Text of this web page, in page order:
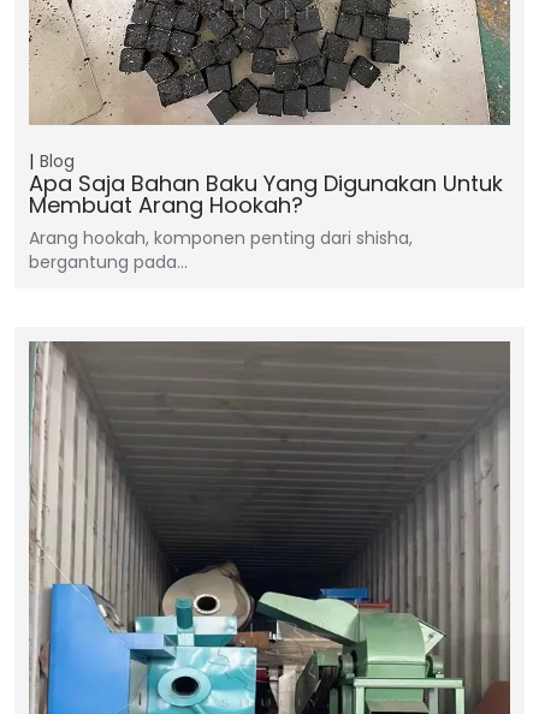
Blog
Apa Saja Bahan Baku Yang Digunakan Untuk
Membuat Arang Hookah?
Arang hookah, komponen penting dari shisha,
bergantung pada…